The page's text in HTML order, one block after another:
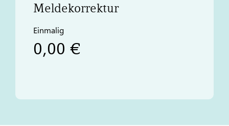
Meldekorrektur
Einmalig
0,00 €